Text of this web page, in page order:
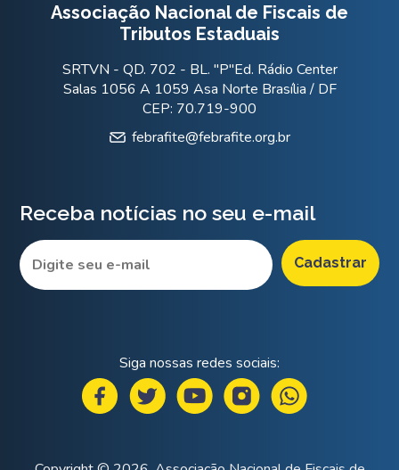
Associação Nacional de Fiscais de
Tributos Estaduais
SRTVN - QD. 702 - BL. "P"Ed. Rádio Center
Salas 1056 A 1059 Asa Norte Brasília / DF
CEP: 70.719-900
febrafite@febrafite.org.br
Receba notícias no seu e-mail
Siga nossas redes sociais: